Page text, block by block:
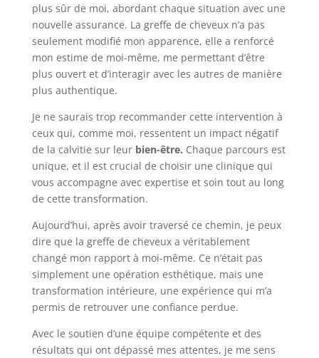
plus sûr de moi, abordant chaque situation avec une
nouvelle assurance. La greffe de cheveux n’a pas
seulement modifié mon apparence, elle a renforcé
mon estime de moi-même, me permettant d’être
plus ouvert et d’interagir avec les autres de manière
plus authentique.
Je ne saurais trop recommander cette intervention à
ceux qui, comme moi, ressentent un impact négatif
de la calvitie sur leur bien-être. Chaque parcours est
unique, et il est crucial de choisir une clinique qui
vous accompagne avec expertise et soin tout au long
de cette transformation.
Aujourd’hui, après avoir traversé ce chemin, je peux
dire que la greffe de cheveux a véritablement
changé mon rapport à moi-même. Ce n’était pas
simplement une opération esthétique, mais une
transformation intérieure, une expérience qui m’a
permis de retrouver une confiance perdue.
Avec le soutien d’une équipe compétente et des
résultats qui ont dépassé mes attentes, je me sens